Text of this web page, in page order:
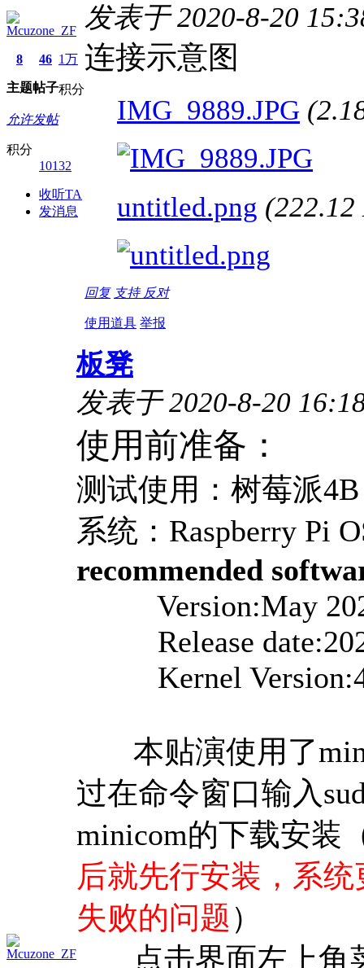
Mcuzone_ZF
8
主题
46
帖子
1万
积分
允许发帖
积分
10132
收听TA
发消息
发表于 2020-8-20
连接示意图
IMG_9889.JPG
untitled.png
回复 支持 反对
使用道具 举报
Mcuzone_ZF
板凳
发表于 2020-8-20
使用前准备：
测试使用：树莓派4B
系统：Raspberry Pi
recommended
Version:May
Release
Kernel
本贴演使用了
过在命令窗口输入
minicom的下载安装
后就先行安装，系
失败的问题）
点击界面左上角菜